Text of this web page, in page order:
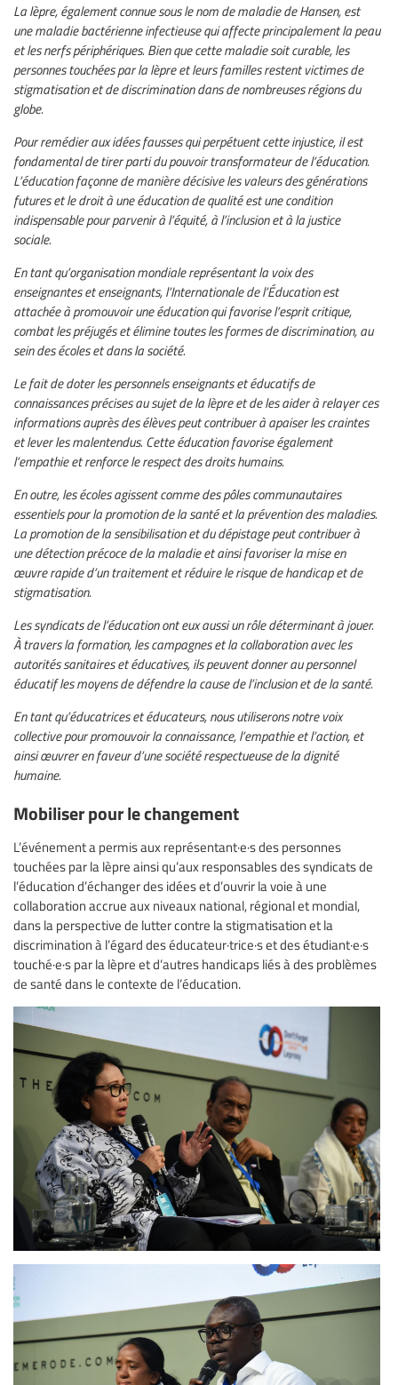
La lèpre, également connue sous le nom de maladie de Hansen, est
une maladie bactérienne infectieuse qui affecte principalement la peau
et les nerfs périphériques. Bien que cette maladie soit curable, les
personnes touchées par la lèpre et leurs familles restent victimes de
stigmatisation et de discrimination dans de nombreuses régions du
globe.
Pour remédier aux idées fausses qui perpétuent cette injustice, il est
fondamental de tirer parti du pouvoir transformateur de l’éducation.
L’éducation façonne de manière décisive les valeurs des générations
futures et le droit à une éducation de qualité est une condition
indispensable pour parvenir à l’équité, à l’inclusion et à la justice
sociale.
En tant qu’organisation mondiale représentant la voix des
enseignantes et enseignants, l’Internationale de l’Éducation est
attachée à promouvoir une éducation qui favorise l’esprit critique,
combat les préjugés et élimine toutes les formes de discrimination, au
sein des écoles et dans la société.
Le fait de doter les personnels enseignants et éducatifs de
connaissances précises au sujet de la lèpre et de les aider à relayer ces
informations auprès des élèves peut contribuer à apaiser les craintes
et lever les malentendus. Cette éducation favorise également
l’empathie et renforce le respect des droits humains.
En outre, les écoles agissent comme des pôles communautaires
essentiels pour la promotion de la santé et la prévention des maladies.
La promotion de la sensibilisation et du dépistage peut contribuer à
une détection précoce de la maladie et ainsi favoriser la mise en
œuvre rapide d’un traitement et réduire le risque de handicap et de
stigmatisation.
Les syndicats de l’éducation ont eux aussi un rôle déterminant à jouer.
À travers la formation, les campagnes et la collaboration avec les
autorités sanitaires et éducatives, ils peuvent donner au personnel
éducatif les moyens de défendre la cause de l’inclusion et de la santé.
En tant qu’éducatrices et éducateurs, nous utiliserons notre voix
collective pour promouvoir la connaissance, l’empathie et l’action, et
ainsi œuvrer en faveur d’une société respectueuse de la dignité
humaine.
Mobiliser pour le changement
L’événement a permis aux représentant·e·s des personnes
touchées par la lèpre ainsi qu’aux responsables des syndicats de
l’éducation d’échanger des idées et d’ouvrir la voie à une
collaboration accrue aux niveaux national, régional et mondial,
dans la perspective de lutter contre la stigmatisation et la
discrimination à l’égard des éducateur·trice·s et des étudiant·e·s
touché·e·s par la lèpre et d’autres handicaps liés à des problèmes
de santé dans le contexte de l’éducation.